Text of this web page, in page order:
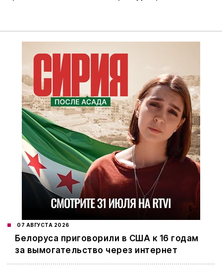
07 АВГУСТА 2026
Белоруса приговорили в США к 16 годам
за вымогательство через интернет